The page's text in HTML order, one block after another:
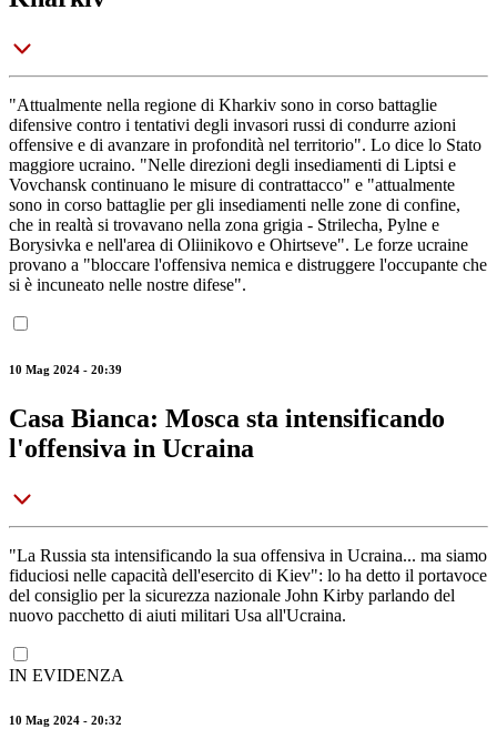
"Attualmente nella regione di Kharkiv sono in corso battaglie
difensive contro i tentativi degli invasori russi di condurre azioni
offensive e di avanzare in profondità nel territorio". Lo dice lo Stato
maggiore ucraino. "Nelle direzioni degli insediamenti di Liptsi e
Vovchansk continuano le misure di contrattacco" e "attualmente
sono in corso battaglie per gli insediamenti nelle zone di confine,
che in realtà si trovavano nella zona grigia - Strilecha, Pylne e
Borysivka e nell'area di Oliinikovo e Ohirtseve". Le forze ucraine
provano a "bloccare l'offensiva nemica e distruggere l'occupante che
si è incuneato nelle nostre difese".
10 Mag 2024 - 20:39
Casa Bianca: Mosca sta intensificando
l'offensiva in Ucraina
"La Russia sta intensificando la sua offensiva in Ucraina... ma siamo
fiduciosi nelle capacità dell'esercito di Kiev": lo ha detto il portavoce
del consiglio per la sicurezza nazionale John Kirby parlando del
nuovo pacchetto di aiuti militari Usa all'Ucraina.
IN EVIDENZA
10 Mag 2024 - 20:32